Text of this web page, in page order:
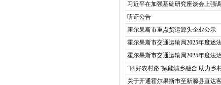
习近平在加强基础研究座谈会上强
听证公告
霍尔果斯市重点货运源头企业公示
霍尔果斯市交通运输局2025年度述
霍尔果斯市交通运输局2025年度法
“四好农村路”赋能城乡融合 助力乡
关于开通霍尔果斯市至新源县直达